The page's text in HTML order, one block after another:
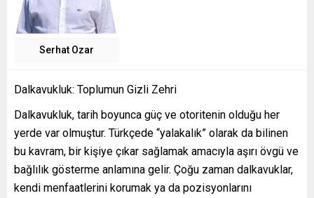
Serhat Ozar
Dalkavukluk: Toplumun Gizli Zehri
Dalkavukluk, tarih boyunca güç ve otoritenin olduğu her
yerde var olmuştur. Türkçede “yalakalık” olarak da bilinen
bu kavram, bir kişiye çıkar sağlamak amacıyla aşırı övgü ve
bağlılık gösterme anlamına gelir. Çoğu zaman dalkavuklar,
kendi menfaatlerini korumak ya da pozisyonlarını